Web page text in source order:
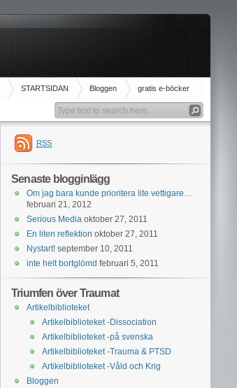
STARTSIDAN Bloggen gratis e-böcker
RSS
Senaste blogginlägg
Om jag bara kunde prioritera lite vettigare…
februari 21, 2012
Serious Media oktober 27, 2011
En liten reflektion oktober 27, 2011
Nystart! september 10, 2011
inte helt bortglömd februari 5, 2011
Triumfen över Traumat
Artikelbiblioteket
Artikelbiblioteket -Dissociation
Artikelbiblioteket -på svenska
Artikelbiblioteket -Trauma & PTSD
Artikelbiblioteket -Våld och Krig
Bloggen